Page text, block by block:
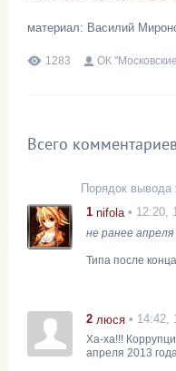
материал: Василий
1283 ОК
Всего комментариев
Порядок вывода
1 nifola • 12:20,
не ранее апреля
Типа после
2 люся • 14:42,
Ха-ха!!!
апреля 2013